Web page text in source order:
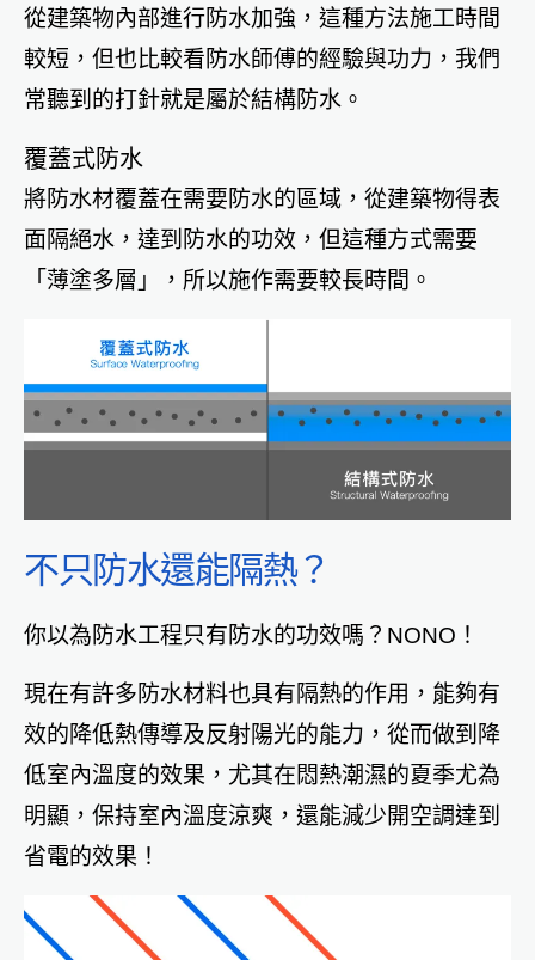
從建築物內部進行防水加強，這種方法施工時間
較短，但也比較看防水師傅的經驗與功力，我們
常聽到的打針就是屬於結構防水。
覆蓋式防水
將防水材覆蓋在需要防水的區域，從建築物得表
面隔絕水，達到防水的功效，但這種方式需要
「薄塗多層」，所以施作需要較長時間。
不只防水還能隔熱？
你以為防水工程只有防水的功效嗎？NONO！
現在有許多防水材料也具有隔熱的作用，能夠有
效的降低熱傳導及反射陽光的能力，從而做到降
低室內溫度的效果，尤其在悶熱潮濕的夏季尤為
明顯，保持室內溫度涼爽，還能減少開空調達到
省電的效果！